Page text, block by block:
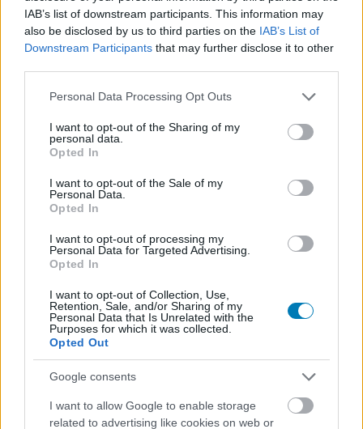
IAB’s list of downstream participants. This information may
also be disclosed by us to third parties on the IAB’s List of
Downstream Participants that may further disclose it to other
Please note that this website/app uses one or more Google
not limited to your visit or usage behaviour. You may click to
grant or deny consent to Google and its third-party tags to
use your data for below specified purposes in below Google
consent section.
Personal Data Processing Opt Outs
I want to opt-out of the Sharing of my
personal data.
Opted In
I want to opt-out of the Sale of my
Personal Data.
Opted In
I want to opt-out of processing my
Personal Data for Targeted Advertising.
Opted In
I want to opt-out of Collection, Use,
Retention, Sale, and/or Sharing of my
Personal Data that Is Unrelated with the
Purposes for which it was collected.
Opted Out
Google consents
I want to allow Google to enable storage
related to advertising like cookies on web or
"Ne add fel önként a jogaidat. (...) Ne engedj, mert
ebben a kritikus pillanatban vagy a legerősebb, és
ahogy telik az idő, ennél csak gyengébb leszel"
nem kaptak nagyobb szerepet ebben a részben, hiszen
az Egyesült Államok számára is intő példa lehet az, ami
nálunk zajlik.
Beszélgetnél velünk erről a hírről?
GameStar Party/Chat Facebook csoport
ba, dobj fel
témákat, dumálj régi és új GS írókkal, olvasókkal!
Csatlakozom
Nagyszabású finálé: A Smash by Meló-Diák
strandröplabda sorozat utolsó fordulója